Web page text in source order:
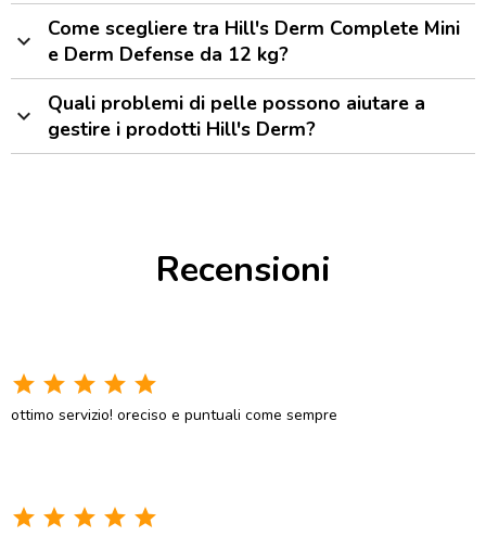
expand_more
Come scegliere tra Hill's Derm Complete Mini
e Derm Defense da 12 kg?
expand_more
Quali problemi di pelle possono aiutare a
gestire i prodotti Hill's Derm?
Recensioni
star star star star star
ottimo servizio! oreciso e puntuali come sempre
star star star star star